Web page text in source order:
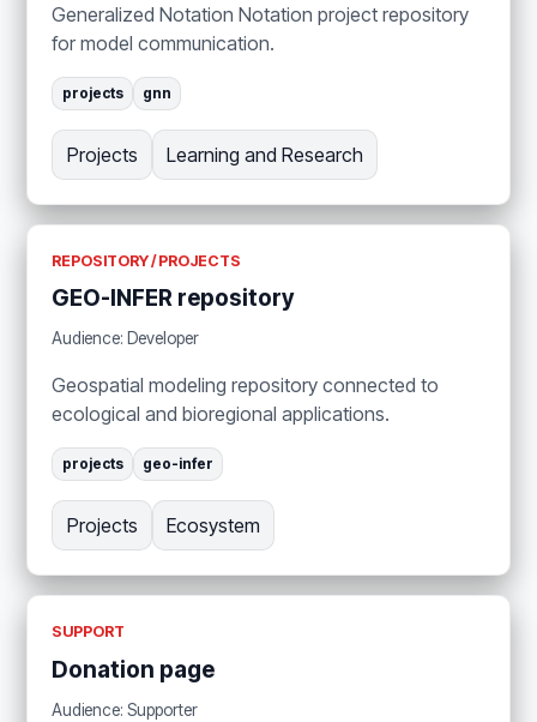
Generalized Notation Notation project repository
for model communication.
projects gnn
Projects Learning and Research
REPOSITORY / PROJECTS
GEO-INFER repository
Audience: Developer
Geospatial modeling repository connected to
ecological and bioregional applications.
projects geo-infer
Projects Ecosystem
SUPPORT
Donation page
Audience: Supporter